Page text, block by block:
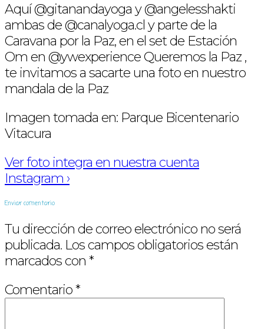
Aquí @gitanandayoga y @angelesshakti
ambas de @canalyoga.cl y parte de la
Caravana por la Paz, en el set de Estación
Om en @ywexperience Queremos la Paz ,
te invitamos a sacarte una foto en nuestro
mandala de la Paz
Imagen tomada en: Parque Bicentenario
Vitacura
Ver foto integra en nuestra cuenta
Instagram ›
Enviar comentario
Tu dirección de correo electrónico no será
publicada. Los campos obligatorios están
marcados con *
Comentario*